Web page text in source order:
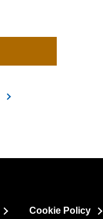
Cookie Policy